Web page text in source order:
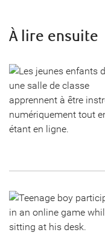
À lire ensuite